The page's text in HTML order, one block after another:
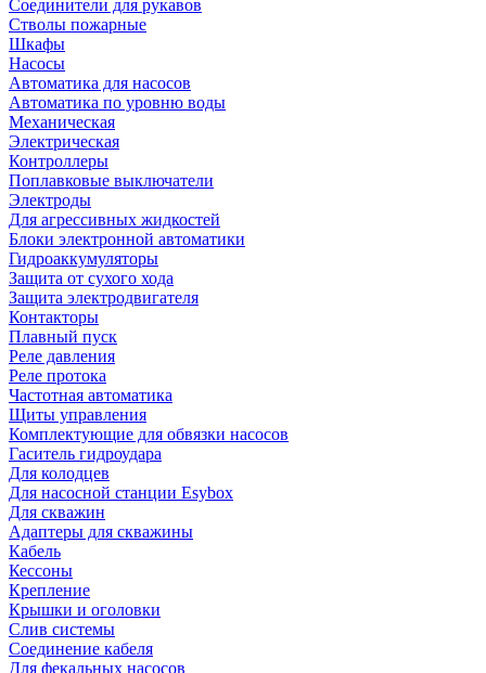
Соединители для рукавов
Стволы пожарные
Шкафы
Насосы
Автоматика для насосов
Автоматика по уровню воды
Механическая
Электрическая
Контроллеры
Поплавковые выключатели
Электроды
Для агрессивных жидкостей
Блоки электронной автоматики
Гидроаккумуляторы
Защита от сухого хода
Защита электродвигателя
Контакторы
Плавный пуск
Реле давления
Реле протока
Частотная автоматика
Щиты управления
Комплектующие для обвязки насосов
Гаситель гидроудара
Для колодцев
Для насосной станции Esybox
Для скважин
Адаптеры для скважины
Кабель
Кессоны
Крепление
Крышки и оголовки
Слив системы
Соединение кабеля
Для фекальных насосов